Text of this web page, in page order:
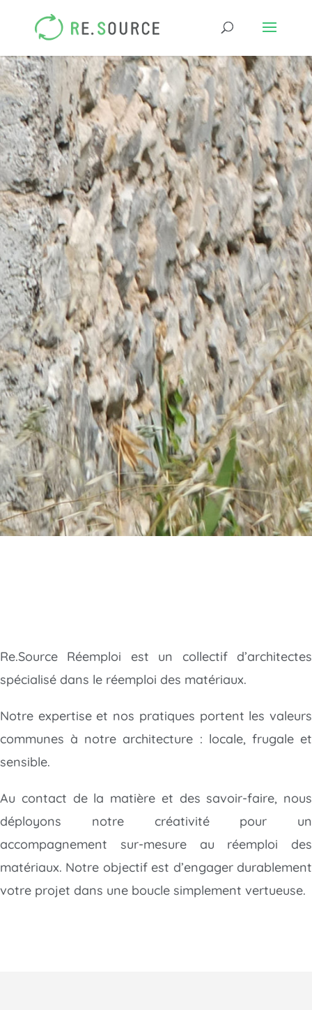
Re.Source Réemploi est un collectif d’architectes
spécialisé dans le réemploi des matériaux.
Notre expertise et nos pratiques portent les valeurs
communes à notre architecture : locale, frugale et
sensible.
Au contact de la matière et des savoir-faire, nous
déployons notre créativité pour un
accompagnement sur-mesure au réemploi des
matériaux. Notre objectif est d’engager durablement
votre projet dans une boucle simplement vertueuse.